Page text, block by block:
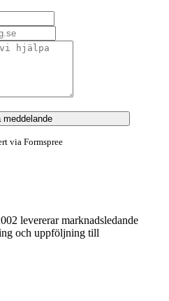
meddelande
via Formspree
levererar marknadsledande
och uppföljning till